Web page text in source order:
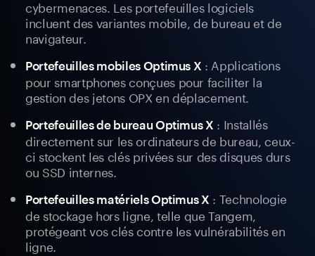
cybermenaces. Les portefeuilles logiciels
incluent des variantes mobile, de bureau et de
navigateur.
Portefeuilles mobiles Optimus X : Applications
pour smartphones conçues pour faciliter la
gestion des jetons OPX en déplacement.
Portefeuilles de bureau Optimus X : Installés
directement sur les ordinateurs de bureau, ceux-
ci stockent les clés privées sur des disques durs
ou SSD internes.
Portefeuilles matériels Optimus X : Technologie
de stockage hors ligne, telle que Tangem,
protégeant vos clés contre les vulnérabilités en
ligne.